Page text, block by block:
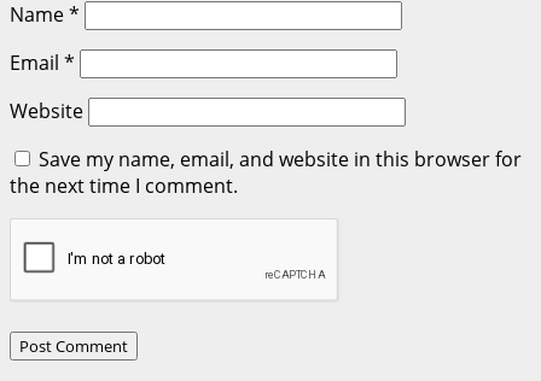
Name*
Email *
Website
Save my name, email, and website in this browser for
the next time I comment.